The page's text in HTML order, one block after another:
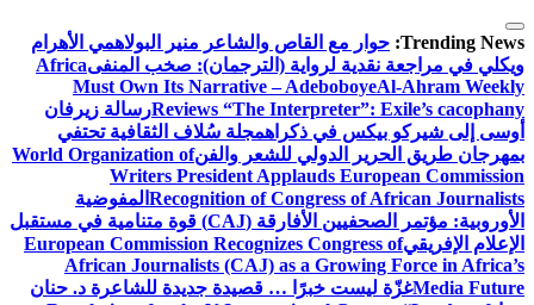
التجاوز
إلى
المحتوى
Trending News: حوار مع القاص والشاعر منير البولاهمي الأهرام
ويكلي في مراجعة نقدية لرواية (الترجمان): صخب المنفىAfrica
Must Own Its Narrative – AdeboboyeAl-Ahram Weekly
Reviews “The Interpreter”: Exile’s cacophanyرسالة زيرفان
أوسى إلى شيركو بيكس في ذكراهمجلة سُلاف الثقافية تحتفي
بمهرجان طريق الحرير الدولي للشعر والفنWorld Organization of
Writers President Applauds European Commission
Recognition of Congress of African Journalists المفوضية
الأوروبية: مؤتمر الصحفيين الأفارقة (CAJ) قوة متنامية في مستقبل
الإعلام الإفريقيEuropean Commission Recognizes Congress of
African Journalists (CAJ) as a Growing Force in Africa’s
Media Futureغزّة ليست خبرًا … قصيدة جديدة للشاعرة د. حنان